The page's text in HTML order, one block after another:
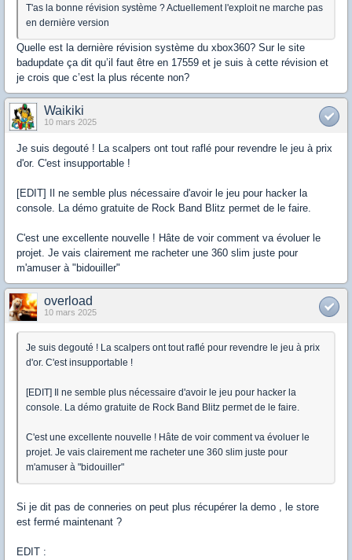
T'as la bonne révision système ? Actuellement l'exploit ne marche pas
en dernière version
Quelle est la dernière révision système du xbox360? Sur le site
badupdate ça dit qu’il faut être en 17559 et je suis à cette révision et
je crois que c’est la plus récente non?
Waikiki
10 mars 2025
Je suis degouté ! La scalpers ont tout raflé pour revendre le jeu à prix
d'or. C'est insupportable !
[EDIT] Il ne semble plus nécessaire d'avoir le jeu pour hacker la
console. La démo gratuite de Rock Band Blitz permet de le faire.
C'est une excellente nouvelle ! Hâte de voir comment va évoluer le
projet. Je vais clairement me racheter une 360 slim juste pour
m'amuser à "bidouiller"
overload
10 mars 2025
Je suis degouté ! La scalpers ont tout raflé pour revendre le jeu à prix
d'or. C'est insupportable !
[EDIT] Il ne semble plus nécessaire d'avoir le jeu pour hacker la
console. La démo gratuite de Rock Band Blitz permet de le faire.
C'est une excellente nouvelle ! Hâte de voir comment va évoluer le
projet. Je vais clairement me racheter une 360 slim juste pour
m'amuser à "bidouiller"
Si je dit pas de conneries on peut plus récupérer la demo , le store
est fermé maintenant ?
EDIT :